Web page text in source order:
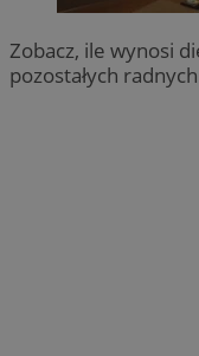
Zobacz, ile wynosi
pozostałych